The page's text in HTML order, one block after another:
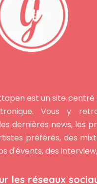
est un site
Vous y
dernières news, les
préférés, des
d'évents, des
les réseaux